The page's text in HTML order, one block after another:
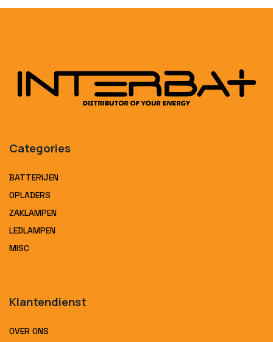
Categories
BATTERIJEN
OPLADERS
ZAKLAMPEN
LEDLAMPEN
MISC
Klantendienst
OVER ONS